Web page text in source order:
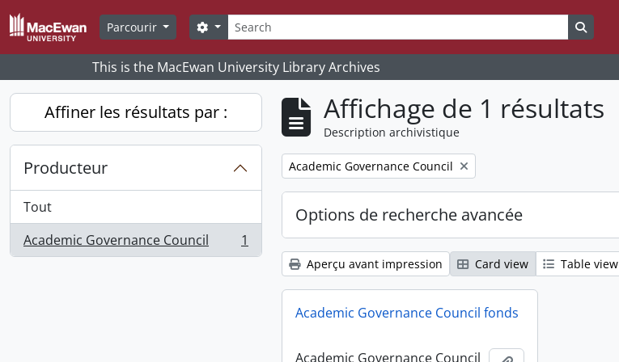
Skip to main content
Parcourir
Rechercher
Search options
This is the MacEwan University Library Archives
Affiner les résultats par :
Producteur
Tout
Academic Governance Council
, 1 résultats 1
Affichage de 1 résultats
Description archivistique
Remove filter:
Academic Governance Council
Options de recherche avancée
Aperçu avant impression Card view Table view
Academic Governance Council fonds
Academic Governance Council